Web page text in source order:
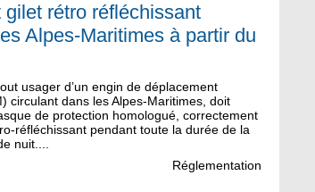
rétro réfléchissant
Alpes-Maritimes à partir du
usager d’un engin de déplacement
circulant dans les Alpes-Maritimes, doit
de protection homologué, correctement
réfléchissant pendant toute la durée de la
nuit....
Réglementation